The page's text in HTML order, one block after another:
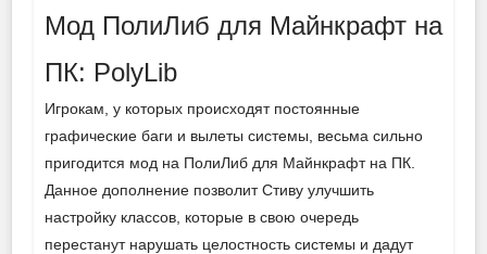
Мод ПолиЛиб для Майнкрафт на
ПК: PolyLib
Игрокам, у которых происходят постоянные
графические баги и вылеты системы, весьма сильно
пригодится мод на ПолиЛиб для Майнкрафт на ПК.
Данное дополнение позволит Стиву улучшить
настройку классов, которые в свою очередь
перестанут нарушать целостность системы и дадут